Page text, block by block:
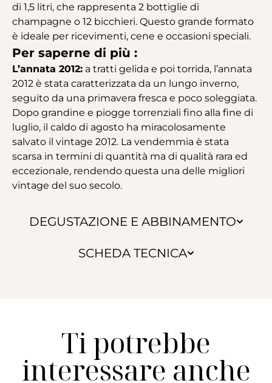
DEGUSTAZIONE E ABBINAMENTO
SCHEDA TECNICA
di 1,5 litri, che rappresenta 2 bottiglie di
champagne o 12 bicchieri. Questo grande formato
è ideale per ricevimenti, cene e occasioni speciali.
Per saperne di più :
L’annata 2012: a tratti gelida e poi torrida, l’annata
2012 è stata caratterizzata da un lungo inverno,
seguito da una primavera fresca e poco soleggiata.
Dopo grandine e piogge torrenziali fino alla fine di
luglio, il caldo di agosto ha miracolosamente
salvato il vintage 2012. La vendemmia è stata
scarsa in termini di quantità ma di qualità rara ed
eccezionale, rendendo questa una delle migliori
vintage del suo secolo.
Ti potrebbe
interessare anche